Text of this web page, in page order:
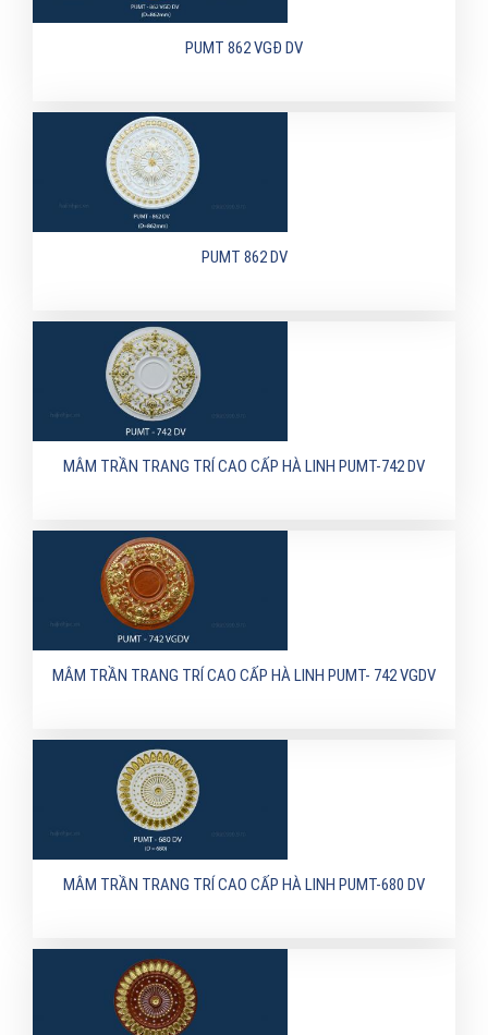
PUMT 862 VGĐ DV
PUMT 862 DV
MÂM TRẦN TRANG TRÍ CAO CẤP HÀ LINH PUMT-742 DV
MÂM TRẦN TRANG TRÍ CAO CẤP HÀ LINH PUMT- 742 VGDV
MÂM TRẦN TRANG TRÍ CAO CẤP HÀ LINH PUMT-680 DV